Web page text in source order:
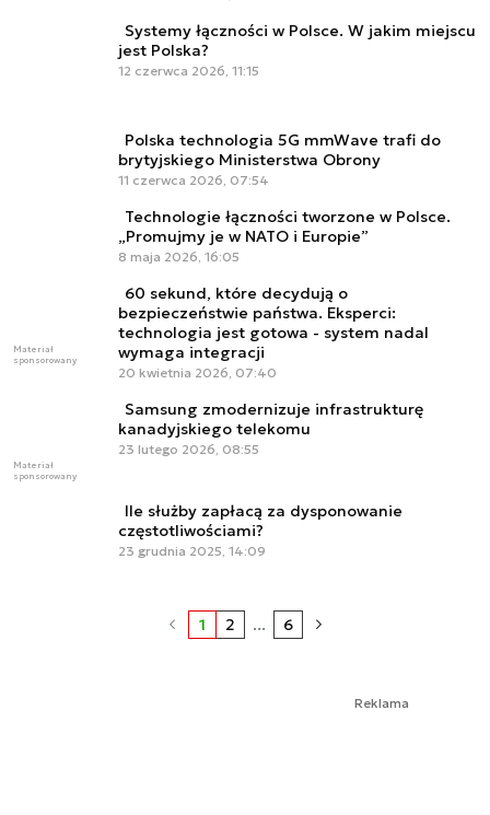
Systemy łączności w Polsce. W jakim miejscu
jest Polska?
12 czerwca 2026, 11:15
Polska technologia 5G mmWave trafi do
brytyjskiego Ministerstwa Obrony
11 czerwca 2026, 07:54
Technologie łączności tworzone w Polsce.
„Promujmy je w NATO i Europie”
8 maja 2026, 16:05
Materiał
sponsorowany
60 sekund, które decydują o
bezpieczeństwie państwa. Eksperci:
technologia jest gotowa - system nadal
wymaga integracji
20 kwietnia 2026, 07:40
Materiał
sponsorowany
Samsung zmodernizuje infrastrukturę
kanadyjskiego telekomu
23 lutego 2026, 08:55
Ile służby zapłacą za dysponowanie
częstotliwościami?
23 grudnia 2025, 14:09
1 2 ... 6
Reklama